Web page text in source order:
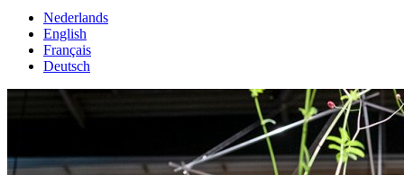
Nederlands
English
Français
Deutsch